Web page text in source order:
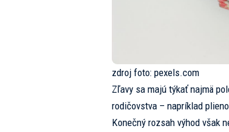
zdroj foto: pexels.com
Zľavy sa majú týkať najmä
rodičovstva – napríklad
Konečný rozsah výhod však